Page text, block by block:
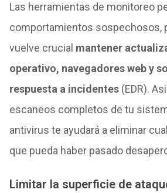
Las herramientas de monitoreo
comportamientos sospechosos,
vuelve crucial mantener
operativo, navegadores web y
respuesta a incidentes(EDR).
escaneos completos de tu
antivirus te ayudará a eliminar
que pueda haber pasado
Limitar la superficie de